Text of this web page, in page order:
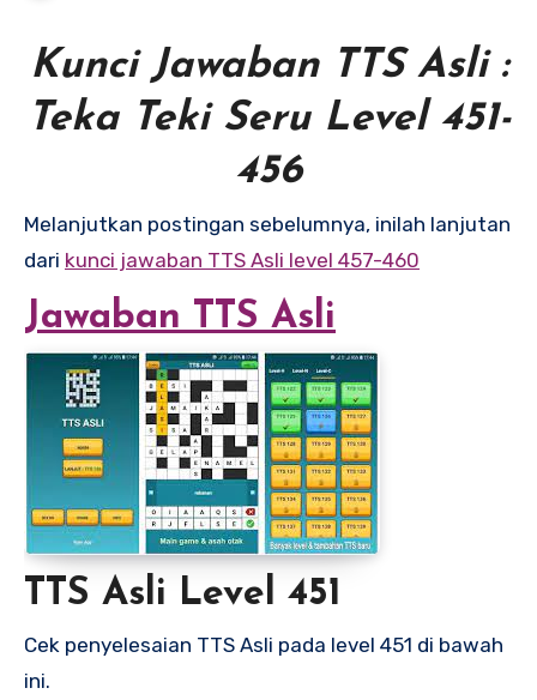
Kunci Jawaban TTS Asli :
Teka Teki Seru Level 451-
456
Melanjutkan postingan sebelumnya, inilah lanjutan
dari kunci jawaban TTS Asli level 457-460
Jawaban TTS Asli
TTS Asli Level 451
Cek penyelesaian TTS Asli pada level 451 di bawah
ini.